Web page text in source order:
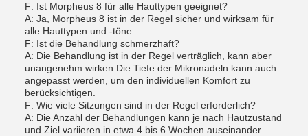
F: Ist Morpheus 8 für alle Hauttypen geeignet?
A: Ja, Morpheus 8 ist in der Regel sicher und wirksam für
alle Hauttypen und -töne.
F: Ist die Behandlung schmerzhaft?
A: Die Behandlung ist in der Regel verträglich, kann aber
unangenehm wirken.Die Tiefe der Mikronadeln kann auch
angepasst werden, um den individuellen Komfort zu
berücksichtigen.
F: Wie viele Sitzungen sind in der Regel erforderlich?
A: Die Anzahl der Behandlungen kann je nach Hautzustand
und Ziel variieren.in etwa 4 bis 6 Wochen auseinander.